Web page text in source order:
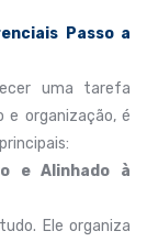
Passo a
uma tarefa
e organização, é
e Alinhado à
Ele organiza